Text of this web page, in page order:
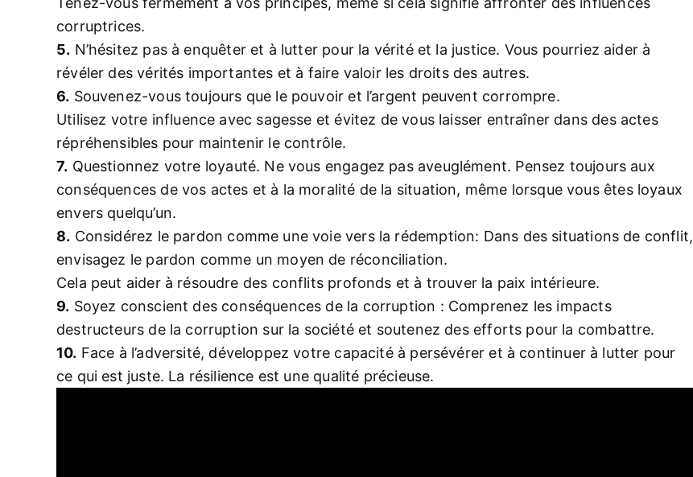
corruptrices.
5. N’hésitez pas à enquêter et à lutter pour la vérité et la justice. Vous pourriez aider à
révéler des vérités importantes et à faire valoir les droits des autres.
6. Souvenez-vous toujours que le pouvoir et l’argent peuvent corrompre.
Utilisez votre influence avec sagesse et évitez de vous laisser entraîner dans des actes
répréhensibles pour maintenir le contrôle.
7. Questionnez votre loyauté. Ne vous engagez pas aveuglément. Pensez toujours aux
conséquences de vos actes et à la moralité de la situation, même lorsque vous êtes loyaux
envers quelqu’un.
8. Considérez le pardon comme une voie vers la rédemption: Dans des situations de conflit,
envisagez le pardon comme un moyen de réconciliation.
Cela peut aider à résoudre des conflits profonds et à trouver la paix intérieure.
9. Soyez conscient des conséquences de la corruption : Comprenez les impacts
destructeurs de la corruption sur la société et soutenez des efforts pour la combattre.
10. Face à l’adversité, développez votre capacité à persévérer et à continuer à lutter pour
ce qui est juste. La résilience est une qualité précieuse.